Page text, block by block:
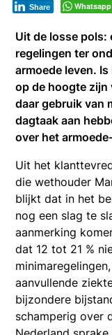
Whatsapp
Share
Uit de losse pols:
regelingen ter
armoede leven.
op de hoogte zijn
daar gebruik van
dagtaak aan
over het
Uit het
die wethouder
blijkt dat in het
nog een slag te
aanmerking
dat 12 tot 21 %
aanvullende
bijzondere
schamperig over